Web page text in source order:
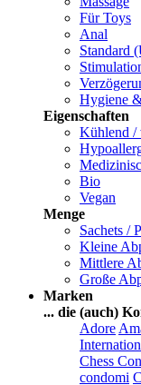
Für Toys
Anal
Standard
Hygiene
Eigenschaften
Kühlend /
Bio
Vegan
Menge
Sachets /
Kleine
Mittlere
Große
Marken
... die (auch)
Adore
Chess
condomi